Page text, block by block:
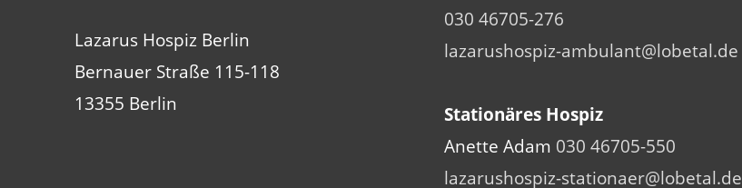
Lazarus Hospiz Berlin
Bernauer Straße 115-118
13355 Berlin
030 46705-276
lazarushospiz-ambulant@lobetal.de
Stationäres Hospiz
Anette Adam 030 46705-550
lazarushospiz-stationaer@lobetal.de